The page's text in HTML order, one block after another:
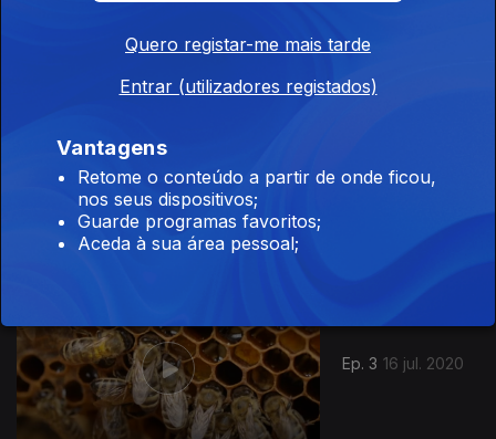
Ep. 3 17 jul. 2020
Ep. 3 16 jul. 2020
Quero registar-me mais tarde
Entrar (utilizadores registados)
Vantagens
Retome o conteúdo a partir de onde ficou,
nos seus dispositivos;
Guarde programas favoritos;
Aceda à sua área pessoal;